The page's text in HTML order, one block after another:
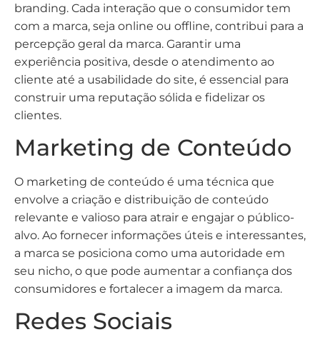
branding. Cada interação que o consumidor tem
com a marca, seja online ou offline, contribui para a
percepção geral da marca. Garantir uma
experiência positiva, desde o atendimento ao
cliente até a usabilidade do site, é essencial para
construir uma reputação sólida e fidelizar os
clientes.
Marketing de Conteúdo
O marketing de conteúdo é uma técnica que
envolve a criação e distribuição de conteúdo
relevante e valioso para atrair e engajar o público-
alvo. Ao fornecer informações úteis e interessantes,
a marca se posiciona como uma autoridade em
seu nicho, o que pode aumentar a confiança dos
consumidores e fortalecer a imagem da marca.
Redes Sociais